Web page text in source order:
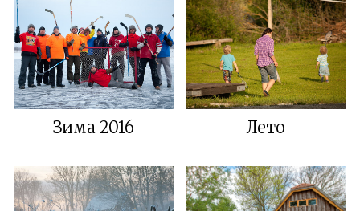
Зима 2016 Лето